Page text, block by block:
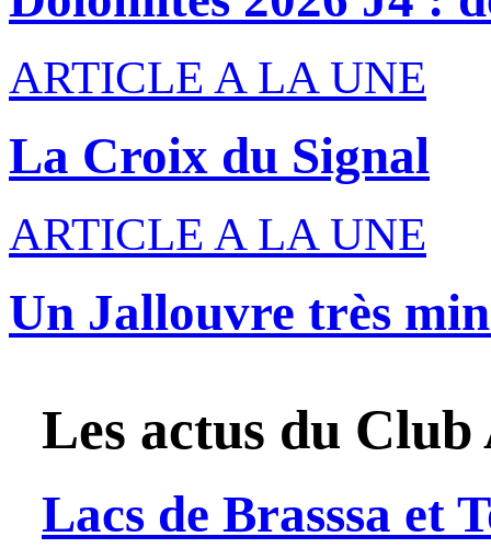
ARTICLE A LA UNE
La Croix du Signal
ARTICLE A LA UNE
Un Jallouvre très
Les actus du Club
Lacs de Brasssa et